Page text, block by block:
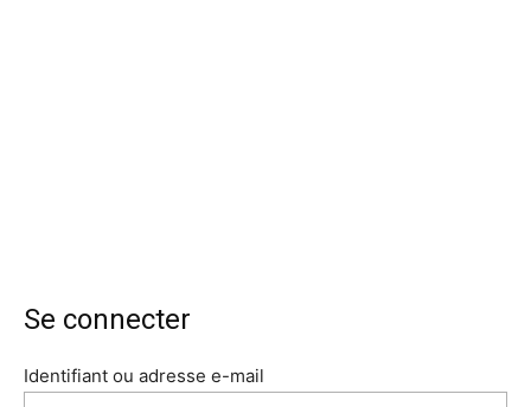
Se connecter
Identifiant ou adresse e-mail